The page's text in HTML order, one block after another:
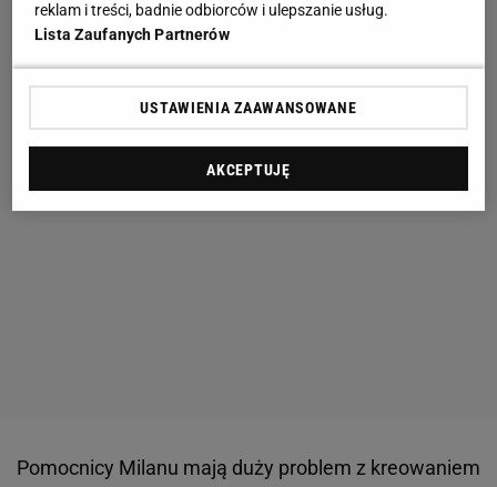
Pomocnicy Milanu mają duży problem z kreowaniem
reklam i treści, badnie odbiorców i ulepszanie usług.
Lista Zaufanych Partnerów
USTAWIENIA ZAAWANSOWANE
AKCEPTUJĘ